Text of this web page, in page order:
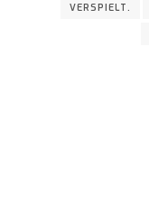
VERSPIELT.